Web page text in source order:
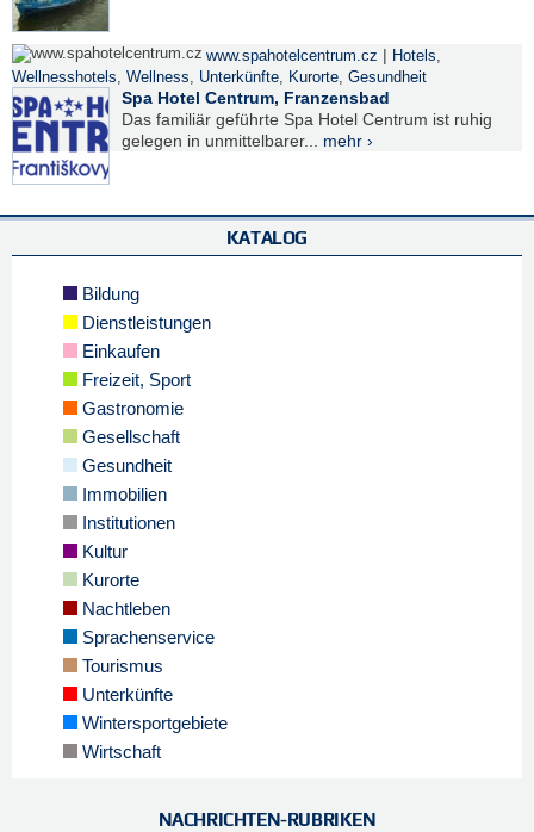
www.spahotelcentrum.cz | Hotels,
Wellnesshotels, Wellness, Unterkünfte, Kurorte, Gesundheit
Spa Hotel Centrum, Franzensbad
Das familiär geführte Spa Hotel Centrum ist ruhig
gelegen in unmittelbarer... mehr ›
KATALOG
Bildung
Dienstleistungen
Einkaufen
Freizeit, Sport
Gastronomie
Gesellschaft
Gesundheit
Immobilien
Institutionen
Kultur
Kurorte
Nachtleben
Sprachenservice
Tourismus
Unterkünfte
Wintersportgebiete
Wirtschaft
NACHRICHTEN-RUBRIKEN